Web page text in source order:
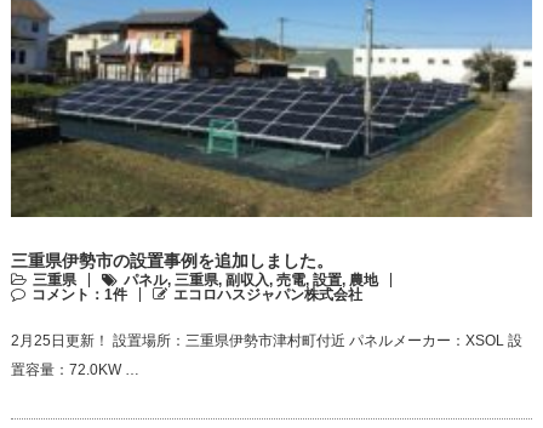
三重県伊勢市の設置事例を追加しました。
三重県 パネル, 三重県, 副収入, 売電, 設置, 農地
コメント：1件
エコロハスジャパン株式会社
2月25日更新！ 設置場所：三重県伊勢市津村町付近 パネルメーカー：XSOL 設
置容量：72.0KW …